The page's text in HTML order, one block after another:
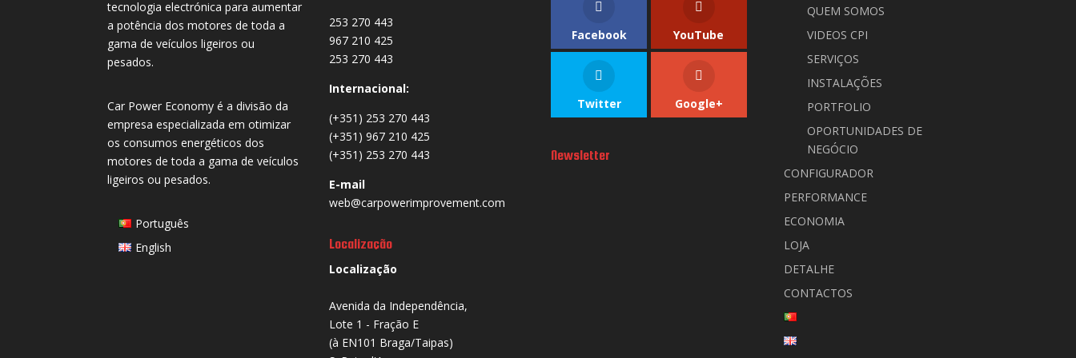
tecnologia electrónica para aumentar
a potência dos motores de toda a
gama de veículos ligeiros ou
pesados.
Car Power Economy é a divisão da
empresa especializada em otimizar
os consumos energéticos dos
motores de toda a gama de veículos
ligeiros ou pesados.
Português
English
253 270 443
967 210 425
253 270 443
Internacional:
(+351) 253 270 443
(+351) 967 210 425
(+351) 253 270 443
E-mail
web@carpowerimprovement.com
Localização
Localização
Avenida da Independência,
Lote 1 - Fração E
(à EN101 Braga/Taipas)
Facebook YouTube
Twitter Google+
Newsletter
QUEM SOMOS
VIDEOS CPI
SERVIÇOS
INSTALAÇÕES
PORTFOLIO
OPORTUNIDADES DE
NEGÓCIO
CONFIGURADOR
PERFORMANCE
ECONOMIA
LOJA
DETALHE
CONTACTOS